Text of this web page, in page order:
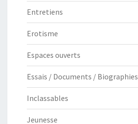
Entretiens
Erotisme
Espaces ouverts
Essais / Documents / Biographies
Inclassables
Jeunesse